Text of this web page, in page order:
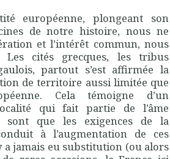
européenne, plongeant son
de notre histoire, nous ne
et l’intérêt commun, nous
Les cités grecques, les tribus
partout s’est affirmée la
de territoire aussi limitée que
Cela témoigne d’un
qui fait partie de l’âme
sont que les exigences de la
à l’augmentation de ces
a jamais eu substitution (ou alors